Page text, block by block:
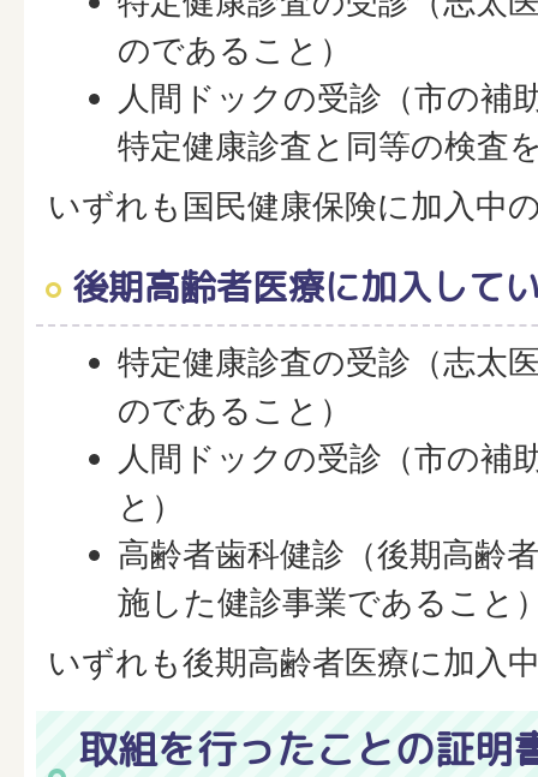
のであること）
人間ドックの受診（市の補
特定健康診査と同等の検査
いずれも国民健康保険に加入中
後期高齢者医療に加入して
特定健康診査の受診（志太
のであること）
人間ドックの受診（市の補
と）
高齢者歯科健診（後期高齢
施した健診事業であること
いずれも後期高齢者医療に加入
取組を行ったことの証明